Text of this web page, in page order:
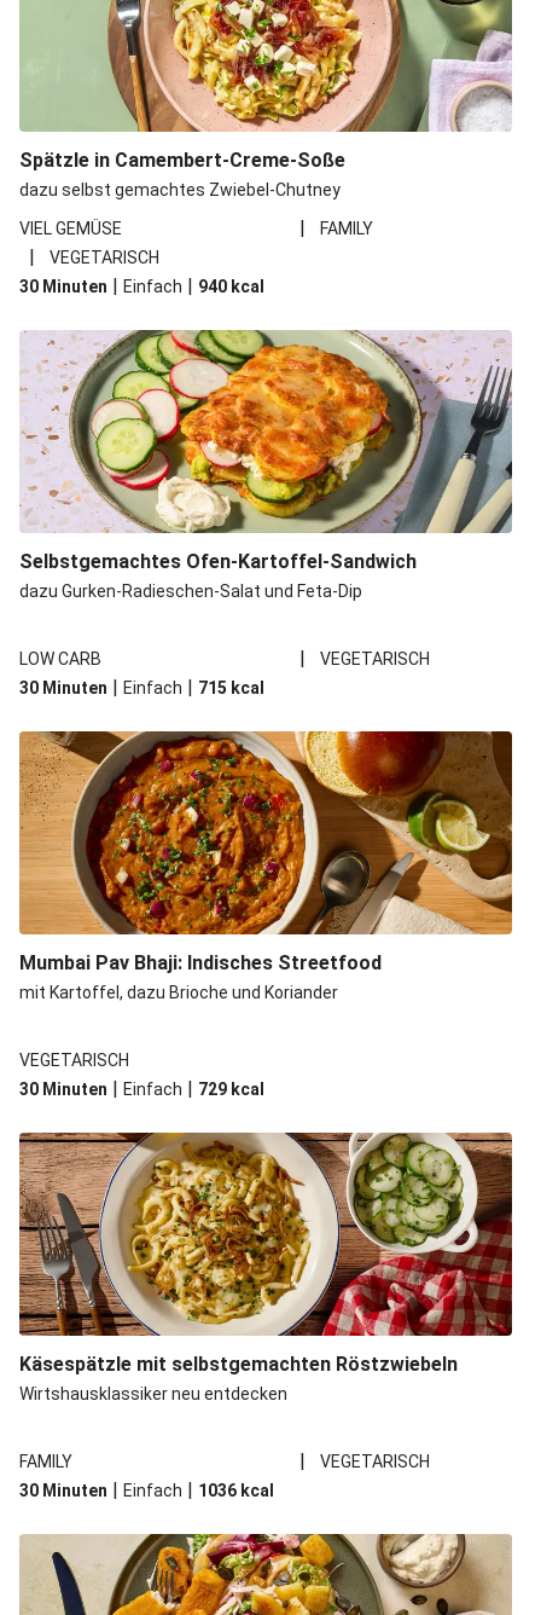
Spätzle in Camembert-Creme-Soße
dazu selbst gemachtes Zwiebel-Chutney
VIEL GEMÜSE
| FAMILY
|
VEGETARISCH
30 Minuten | Einfach | 940 kcal
Selbstgemachtes Ofen-Kartoffel-Sandwich
dazu Gurken-Radieschen-Salat und Feta-Dip
LOW CARB |
VEGETARISCH
30 Minuten | Einfach | 715 kcal
Mumbai Pav Bhaji: Indisches Streetfood
mit Kartoffel, dazu Brioche und Koriander
VEGETARISCH
30 Minuten | Einfach | 729 kcal
Käsespätzle mit selbstgemachten Röstzwiebeln
Wirtshausklassiker neu entdecken
FAMILY |
VEGETARISCH
30 Minuten | Einfach | 1036 kcal